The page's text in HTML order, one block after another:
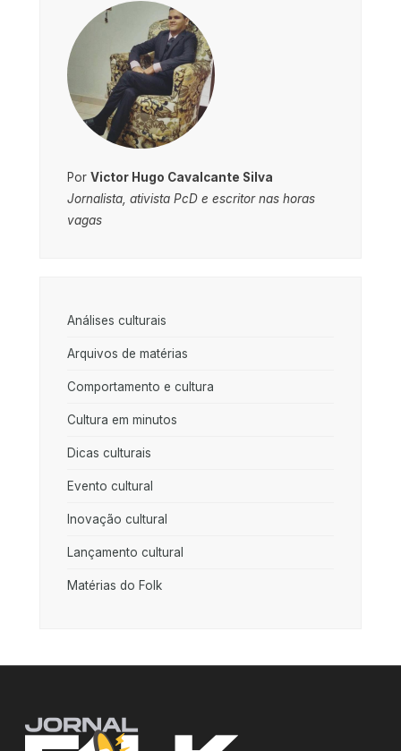
Por Victor Hugo Cavalcante Silva
Jornalista, ativista PcD e escritor nas horas
vagas
Análises culturais
Arquivos de matérias
Comportamento e cultura
Cultura em minutos
Dicas culturais
Evento cultural
Inovação cultural
Lançamento cultural
Matérias do Folk